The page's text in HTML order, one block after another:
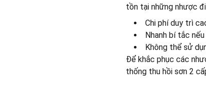
tồn tại những nhược
Chi phí duy trì
Nhanh bí tắc
Không thể sử
Để khắc phục các
thống thu hồi sơn 2